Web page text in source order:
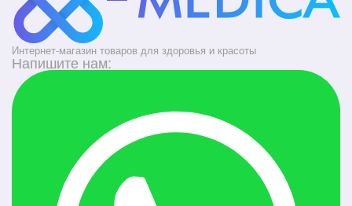
Интернет-магазин товаров для здоровья и красоты
Напишите нам: